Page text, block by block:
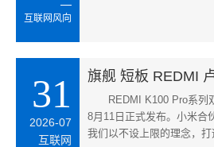
互联网风向
31
2026-07
互联网
旗舰 短板 REDMI
REDMI K100 Pro系列
8月11日正式发布。小米合
我们以不设上限的理念，